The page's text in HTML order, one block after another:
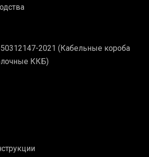
2021 (Кабельные короба
ККБ)